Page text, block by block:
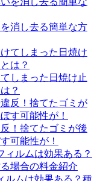
消し去る簡単な方
しまった日焼け止
？
！捨てたゴミが後
可能性が！